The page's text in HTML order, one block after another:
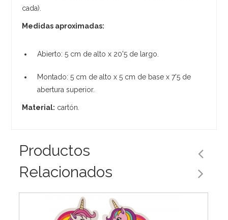
cada).
Medidas aproximadas:
Abierto: 5 cm de alto x 20'5 de largo.
Montado: 5 cm de alto x 5 cm de base x 7'5 de
abertura superior.
Material: cartón.
Productos
Relacionados